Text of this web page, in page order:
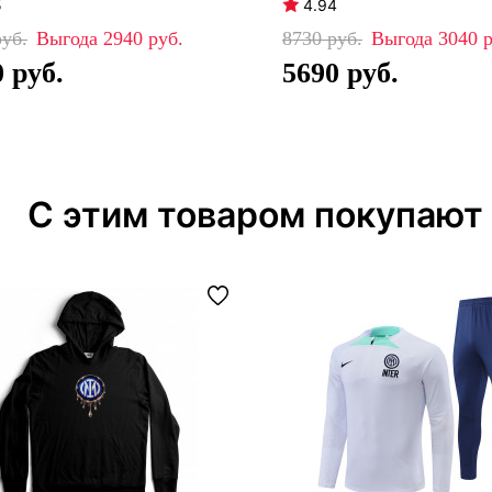
2940
4.94
8730 3040
5690
С этим товаром покупают